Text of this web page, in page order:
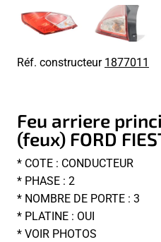
Réf. constructeur1877011
Feu arriere
(feux) FORD
* COTE : CONDUCTEUR
* PHASE : 2
* NOMBRE DE PORTE : 3
* PLATINE : OUI
* VOIR PHOTOS